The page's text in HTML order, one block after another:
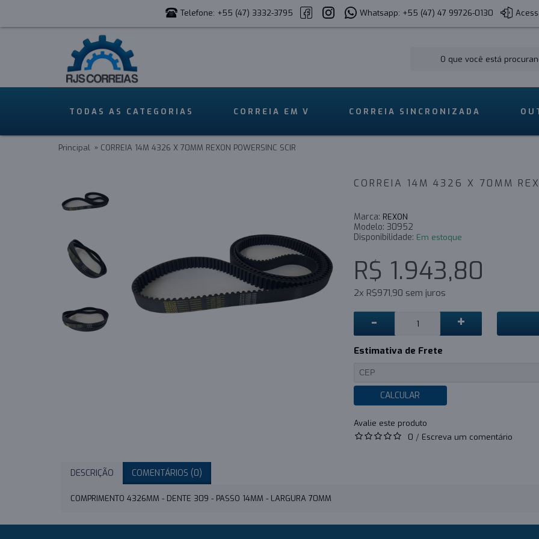
Telefone: +55 (47) 3332-3795 Whatsapp: +55 (47) 47 99726-0130
TODAS AS CATEGORIAS CORREIA EM V CORREIA SINCRONIZADA
Principal CORREIA 14M 4326 X 70MM REXON POWERSINC SCIR
CORREIA 14M 4326 X 70MM
Marca: REXON
Modelo: 30952
Disponibilidade: Em estoque
R$ 1.943,80
2x R$971,90 sem juros
- +
Estimativa de Frete
CALCULAR
0 / Escreva um comentário
DESCRIÇÃO COMENTÁRIOS (0)
COMPRIMENTO 4326MM - DENTE 309 - PASSO 14MM - LARGURA 70MM